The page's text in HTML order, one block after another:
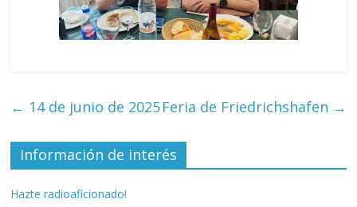
← 14 de junio de 2025Feria de Friedrichshafen →
Información de interés
Hazte radioaficionado!